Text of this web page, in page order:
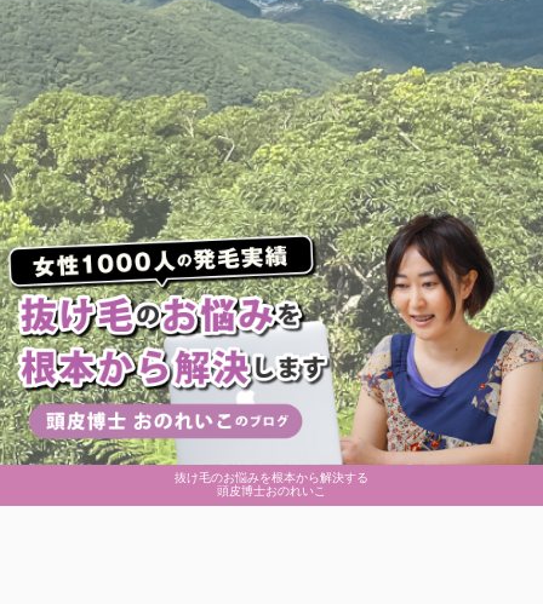
抜け毛のお悩みを根本から解決する
頭皮博士おのれいこ